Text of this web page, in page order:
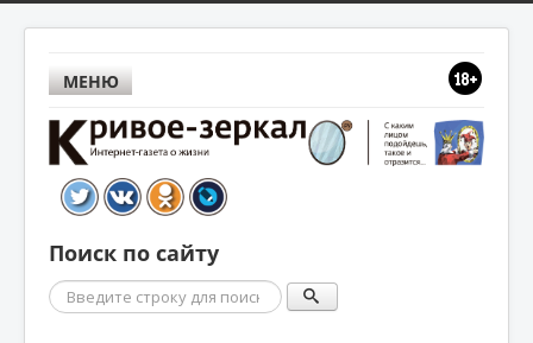
МЕНЮ
Поиск по сайту
Поиск